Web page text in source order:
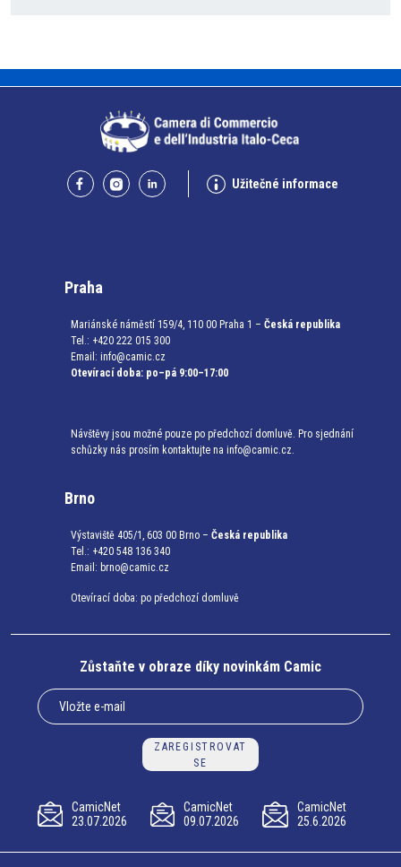
Užitečné informace
Praha
Mariánské náměstí 159/4, 110 00 Praha 1 – Česká republika
Tel.: +420 222 015 300
Email: info@camic.cz
Otevírací doba: po–pá 9:00–17:00
Návštěvy jsou možné pouze po předchozí domluvě. Pro sjednání
schůzky nás prosím kontaktujte na info@camic.cz.
Brno
Výstaviště 405/1, 603 00 Brno – Česká republika
Tel.: +420 548 136 340
Email: brno@camic.cz
Otevírací doba: po předchozí domluvě
Zůstaňte v obraze díky novinkám Camic
ZAREGISTROVAT
SE
CamicNet
23.07.2026
CamicNet
09.07.2026
CamicNet
25.6.2026